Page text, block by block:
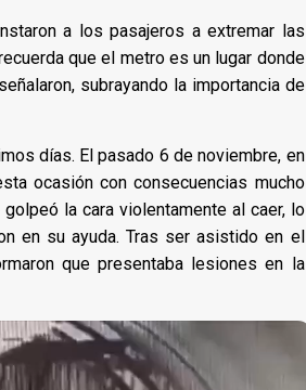
a los pasajeros a extremar las
que el metro es un lugar donde
subrayando la importancia de
días. El pasado 6 de noviembre, en
ocasión con consecuencias mucho
la cara violentamente al caer, lo
en su ayuda. Tras ser asistido en el
que presentaba lesiones en la